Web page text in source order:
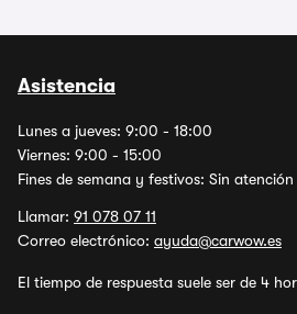
Asistencia
Lunes a jueves: 9:00 - 18:00
Viernes: 9:00 - 15:00
Fines de semana y festivos: Sin
Llamar: 91 078 07 11
Correo electrónico: ayuda@carwow.es
El tiempo de respuesta suele ser de 4